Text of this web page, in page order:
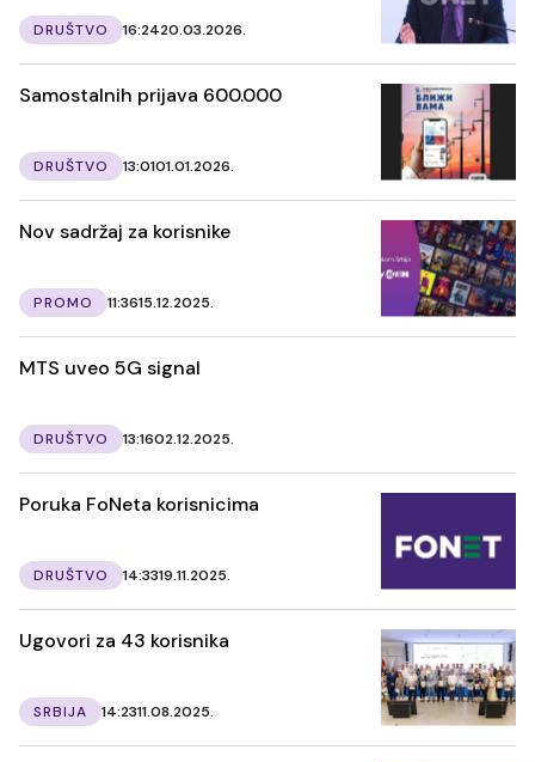
DRUŠTVO 16:2420.03.2026.
Samostalnih prijava 600.000
DRUŠTVO 13:0101.01.2026.
Nov sadržaj za korisnike
PROMO 11:3615.12.2025.
MTS uveo 5G signal
DRUŠTVO 13:1602.12.2025.
Poruka FoNeta korisnicima
DRUŠTVO 14:3319.11.2025.
Ugovori za 43 korisnika
SRBIJA 14:2311.08.2025.